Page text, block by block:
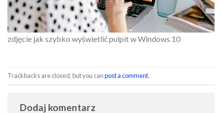
zdjęcie jak szybko wyświetlić pulpit w Windows 10
Trackbacks are closed, but you canpost a comment.
Dodaj komentarz